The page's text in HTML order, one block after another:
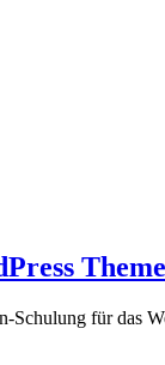
Theme
für das